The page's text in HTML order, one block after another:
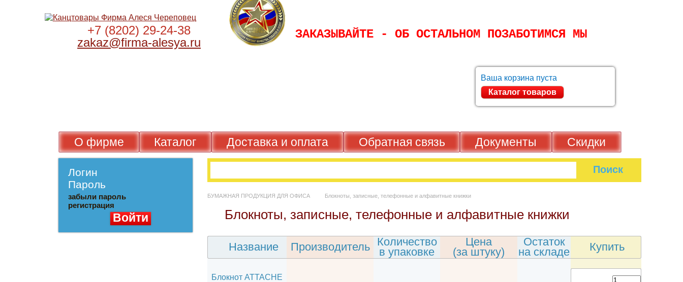
+7 (8202) 29-24-38
zakaz@firma-alesya.ru
ЗАКАЗЫВАЙТЕ - ОБ ОСТАЛЬНОМ ПОЗАБОТИМСЯ МЫ
Ваша корзина пуста
Каталог товаров
О фирме Каталог Доставка и оплата Обратная связь Документы Скидки
Логин
Пароль
забыли пароль
регистрация
Блокноты, записные, телефонные и алфавитные книжки
Название Производитель Количество
в упаковке
Цена
(за штуку)
Остаток
на складе Купить